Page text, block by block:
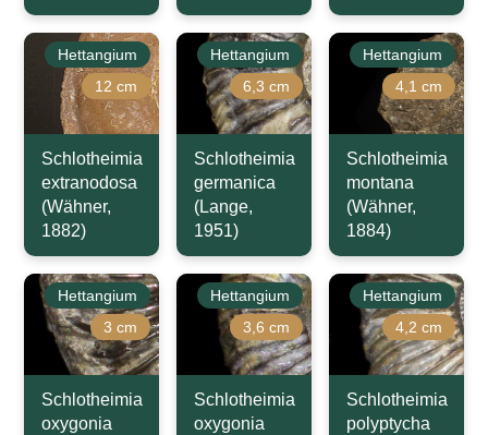
Hettangium
12 cm
Schlotheimia
extranodosa
(Wähner,
1882)
Hettangium
6,3 cm
Schlotheimia
germanica
(Lange,
1951)
Hettangium
4,1 cm
Schlotheimia
montana
(Wähner,
1884)
Hettangium
3 cm
Schlotheimia
oxygonia
Hettangium
3,6 cm
Schlotheimia
oxygonia
Hettangium
4,2 cm
Schlotheimia
polyptycha